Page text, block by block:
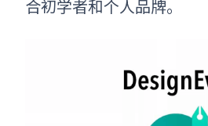
合初学者和个人品牌。